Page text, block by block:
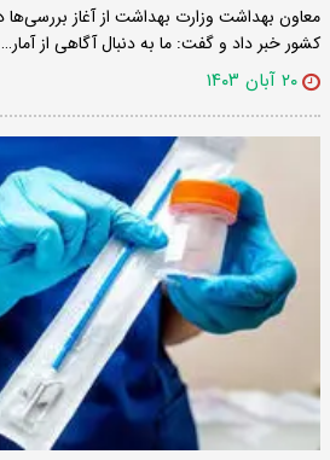
کشور خبر داد و گفت: ما به دنبال آگاهی از آمار…
۲۰ آبان ۱۴۰۳